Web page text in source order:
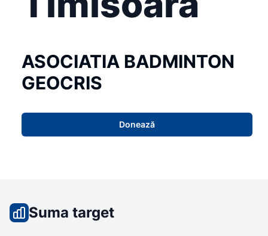
ASOCIATIA BADMINTON
GEOCRIS
Donează
Suma target